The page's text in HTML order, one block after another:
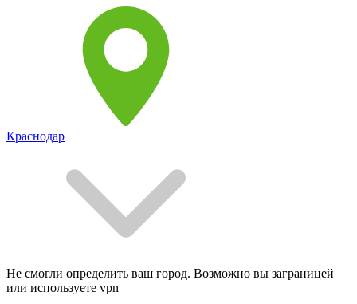
Краснодар
Не смогли определить ваш город. Возможно вы заграницей
или используете vpn